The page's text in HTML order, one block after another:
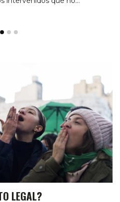
LEGAL?